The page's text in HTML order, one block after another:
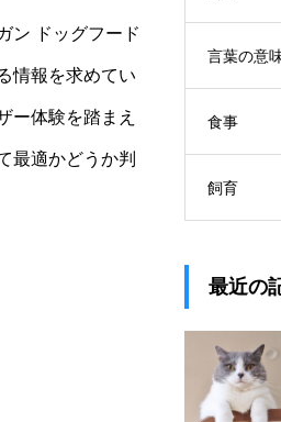
ン ドッグフード
情報を求めてい
ー体験を踏まえ
最適かどうか判
言葉の意
食事
飼育
最近の